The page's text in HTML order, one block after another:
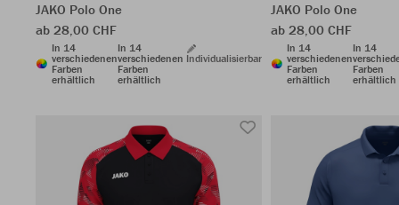
JAKO Polo One
ab 28,00 CHF
In 14
verschiedenen
Farben
erhältlich
In 14
verschiedenen
Farben
erhältlich
Individualisierbar
JAKO Polo One
ab 28,00 CHF
In 14
verschiedenen
Farben
erhältlich
In 14
Farben
erhältlich